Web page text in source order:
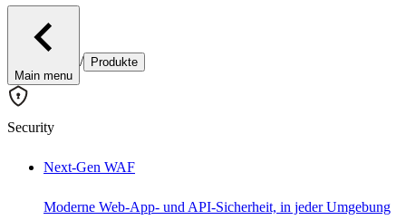
Main menu
/ Produkte
Security
Next-Gen WAF
Moderne Web-App- und API-Sicherheit, in jeder Umgebung